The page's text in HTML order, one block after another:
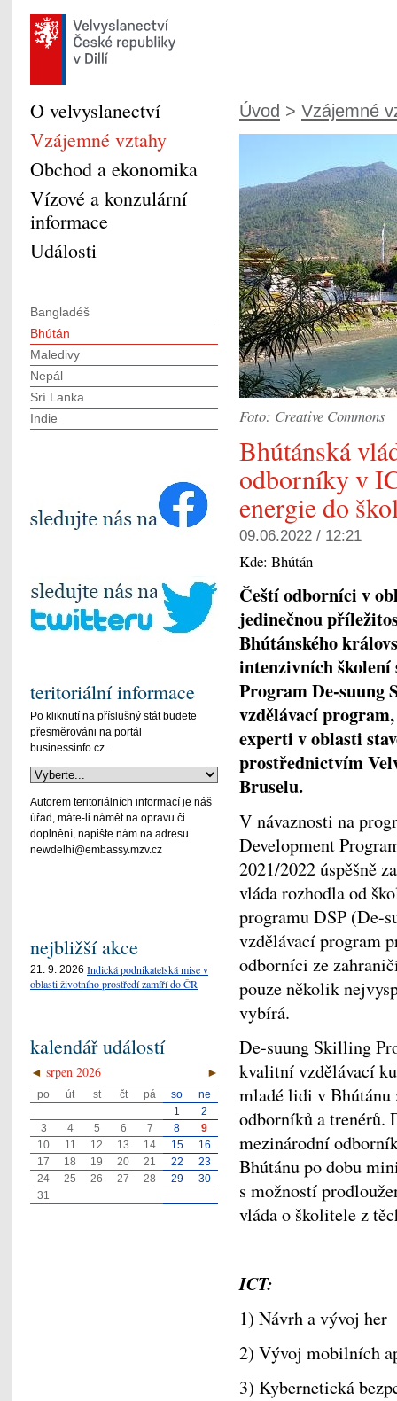
Úvod > Vzájemné
Foto: Creative Commons
Bhútánská
odborníky v
energie do
09.06.2022 / 12:21
Kde: Bhútán
Češtíodborníci v
jedinečnou
Bhútánského
intenzivníchškolení
Program De-suung
vzdělávací
experti voblasti
prostřednictvím
Bruselu.
V návaznosti na
Development
2021/2022 úspěšně
vláda rozhodla od
programu DSP (De-
vzdělávací program
odborníci ze
pouze několik
vybírá.
De-suung Skilling
kvalitní vzdělávací
mladé lidi v Bhútánu
odborníků a trenérů.
mezinárodní
Bhútánu po dobu
s možností
vláda o školitele z
ICT:
1) Návrh a vývoj her
2) Vývoj mobilních
3) Kybernetická
O velvyslanectví
Vzájemné vztahy
Obchod a ekonomika
Vízové a konzulární
informace
Události
Bangladéš
Bhútán
Maledivy
Nepál
Srí Lanka
Indie
teritoriální informace
Po kliknutí na příslušný stát budete
přesměrováni na portál
businessinfo.cz.
Autorem teritoriálních informací je náš
úřad, máte-li námět na opravu či
doplnění, napište nám na adresu
newdelhi@embassy.mzv.cz
nejbližší akce
21. 9. 2026 Indická podnikatelská mise v
oblasti životního prostředí zamíří do ČR
kalendář událostí
◄ ►
srpen 2026
po út st čt pá so
ne
1
2
3
4 5 6 7 8
9
10
11 12 13 14 15
16
17
18 19 20 21 22
23
24
25 26 27 28 29
30
31